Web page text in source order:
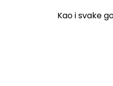
Kao i svake